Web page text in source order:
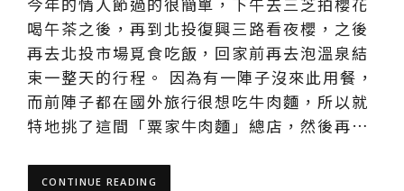
喝午茶之後，再到北投復興三路看夜櫻，之後
再去北投市場覓食吃飯，回家前再去泡溫泉結
束一整天的行程。 因為有一陣子沒來此用餐，
而前陣子都在國外旅行很想吃牛肉麵，所以就
特地挑了這間「粟家牛肉麵」總店，然後再…
CONTINUE READING